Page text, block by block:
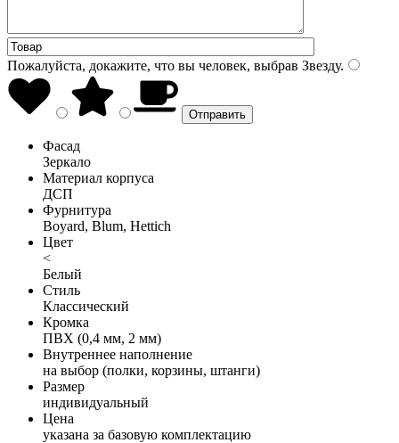
Пожалуйста, докажите, что вы человек, выбрав Звезду.
Фасад
Зеркало
Материал корпуса
ДСП
Фурнитура
Boyard, Blum, Hettich
Цвет
<
Белый
Стиль
Классический
Кромка
ПВХ (0,4 мм, 2 мм)
Внутреннее наполнение
на выбор (полки, корзины, штанги)
Размер
индивидуальный
Цена
указана за базовую комплектацию